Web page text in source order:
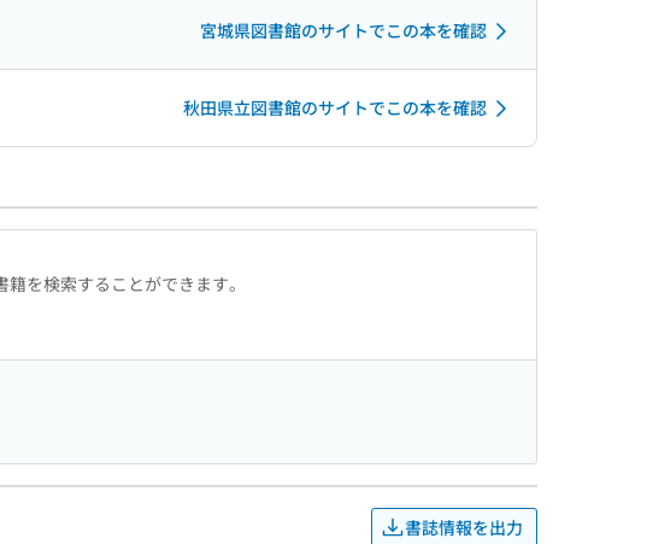
宮城県図書館のサイトでこの本を確認
秋田県立図書館のサイトでこの本を確認
を検索することができます。
書誌情報を出力